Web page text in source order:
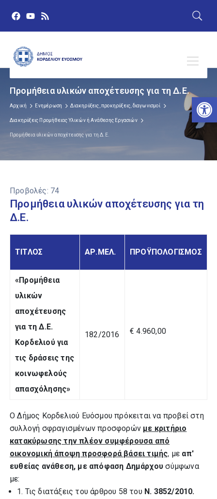
Προμήθεια υλικών αποχέτευσης για τη Δ.Ε.
Αρχική Ενημέρωση Διακηρύξεις, προκηρύξεις, διαγωνισμοί
Διακηρύξεις Προμήθειας Υλικών ή Ανάθεσης Εργασιών
Προμήθεια υλικών αποχέτευσης για τη Δ.Ε.
Προβολές: 74
Προμήθεια υλικών αποχέτευσης για τη
Δ.Ε.
ΤΙΤΛΟΣ ΑΡ.ΜΕΛ. ΠΡΟΫΠΟΛΟΓΙΣΜΟΣ
«Προμήθεια
υλικών
αποχέτευσης
για τη Δ.Ε.
Κορδελιού για
τις δράσεις της
κοινωφελούς
απασχόλησης»
182/2016 € 4.960,00
Ο Δήμος Κορδελιού Ευόσμου πρόκειται να προβεί στη
συλλογή σφραγισμένων προσφορών με κριτήριο
κατακύρωσης την πλέον συμφέρουσα από
οικονομική άποψη προσφορά βάσει τιμής, με απ'
ευθείας ανάθεση, με απόφαση Δημάρχουσύμφωνα
με:
1. Τις διατάξεις του άρθρου 58 του Ν. 3852/2010.